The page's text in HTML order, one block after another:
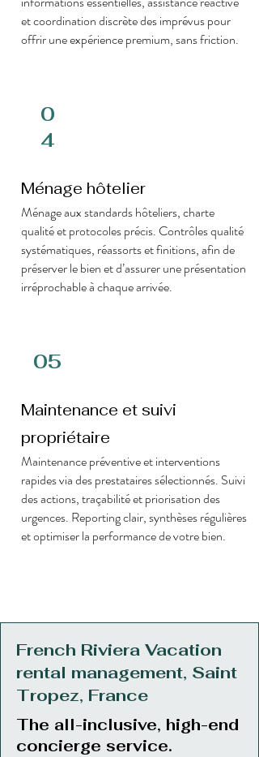
et coordination discrète des imprévus pour
offrir une expérience premium, sans friction.
0
4
Ménage hôtelier
Ménage aux standards hôteliers, charte
qualité et protocoles précis. Contrôles qualité
systématiques, réassorts et finitions, afin de
préserver le bien et d’assurer une présentation
irréprochable à chaque arrivée.
05
Maintenance et suivi
propriétaire
Maintenance préventive et interventions
rapides via des prestataires sélectionnés. Suivi
des actions, traçabilité et priorisation des
urgences. Reporting clair, synthèses régulières
et optimiser la performance de votre bien.
French Riviera Vacation
rental management, Saint
Tropez, France
The all-inclusive, high-end
concierge service.